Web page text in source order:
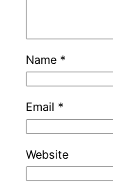
Name *
Email *
Website